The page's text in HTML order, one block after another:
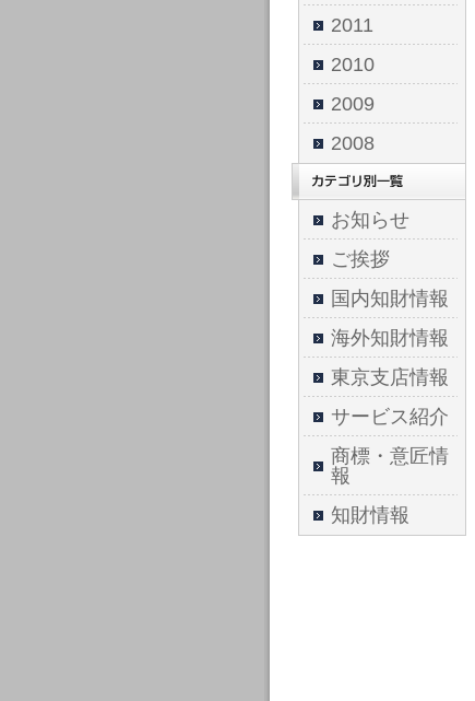
2011
2010
2009
2008
お知らせ
ご挨拶
国内知財情報
海外知財情報
東京支店情報
サービス紹介
商標・意匠情
報
知財情報